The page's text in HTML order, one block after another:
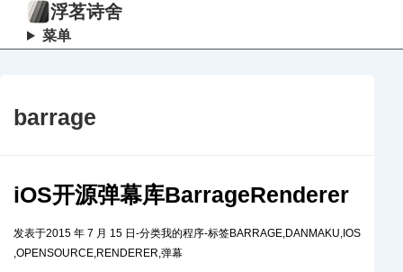
浮茗诗舍
菜单
barrage
iOS开源弹幕库BarrageRenderer
发表于2015 年 7 月 15 日 -分类我的程序-标签BARRAGE,DANMAKU, IOS
,OPENSOURCE,RENDERER,弹幕